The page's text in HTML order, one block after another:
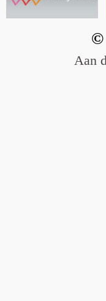
©
Aan